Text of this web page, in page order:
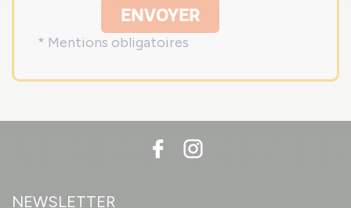
ENVOYER
* Mentions obligatoires
NEWSLETTER